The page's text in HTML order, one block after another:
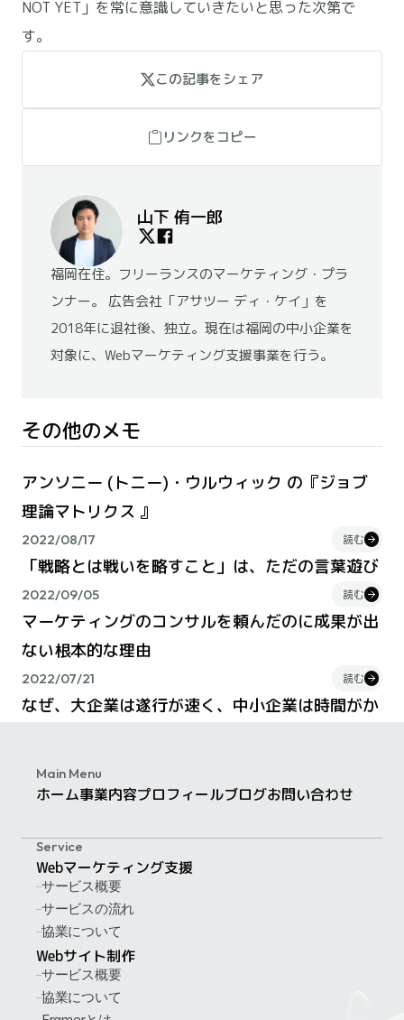
NOT YET」を常に意識していきたいと思った次第で
す。
この記事をシェア
この記事をシェア
リンクをコピー
リンクをコピー
山下 侑一郎
福岡在住。フリーランスのマーケティング・プラ
ンナー。 広告会社「アサツー ディ・ケイ」を
2018年に退社後、独立。現在は福岡の中小企業を
対象に、Webマーケティング支援事業を行う。
その他のメモ
アンソニー (トニー)・ウルウィック の『ジョブ
理論マトリクス 』
読む
2022/08/17
「戦略とは戦いを略すこと」は、ただの言葉遊び
読む
2022/09/05
マーケティングのコンサルを頼んだのに成果が出
ない根本的な理由
読む
2022/07/21
なぜ、大企業は遂行が速く、中小企業は時間がか
社外に強みを打ち出す副次効果
Main Menu
ホーム事業内容プロフィールブログお問い合わせ
Service
Webマーケティング支援
サービス概要
サービスの流れ
協業について
Webサイト制作
サービス概要
協業について